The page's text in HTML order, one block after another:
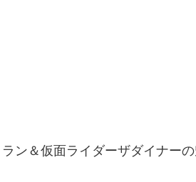
ン＆仮面ライダーザダイナー